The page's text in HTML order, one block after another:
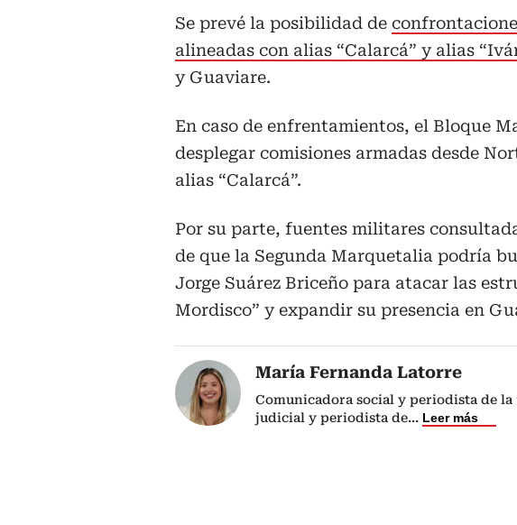
Se prevé la posibilidad de
alineadas con alias “Calarcá” y alias
y Guaviare.
En caso de enfrentamientos, el Bloque
desplegar comisiones armadas desde
alias “Calarcá”.
Por su parte, fuentes militares
de que la Segunda Marquetalia podría
Jorge Suárez Briceño para atacar las
Mordisco” y expandir su presencia en
María Fernanda Latorre
Comunicadora social y periodista de
judicial y periodista de... Leer más